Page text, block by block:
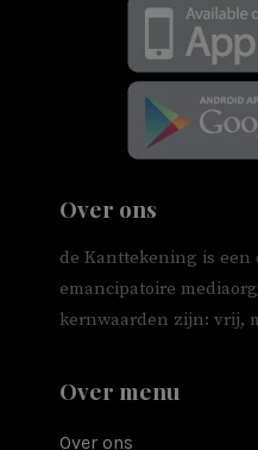
Over ons
de Kanttekening is
emancipatoire
kernwaarden zijn: vrij,
Over menu
Over ons